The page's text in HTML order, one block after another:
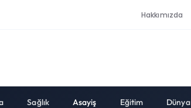
Hakkımızda
Sağlık Asayiş Eğitim Dünya